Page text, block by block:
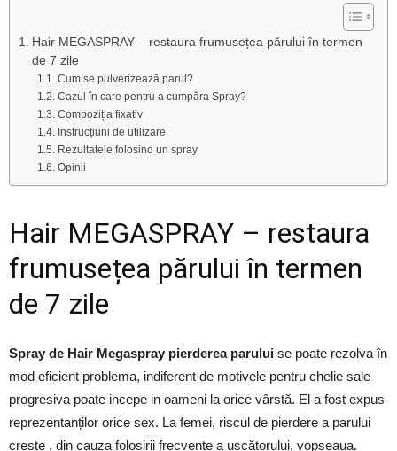
Hair MEGASPRAY – restaura frumusețea părului în termen
de 7 zile
Cum se pulverizează parul?
Cazul în care pentru a cumpăra Spray?
Compoziția fixativ
Instrucțiuni de utilizare
Rezultatele folosind un spray
Opinii
Hair MEGASPRAY – restaura
frumusețea părului în termen
de 7 zile
Spray de Hair Megaspray pierderea parului se poate rezolva în
mod eficient problema, indiferent de motivele pentru chelie sale
progresiva poate incepe in oameni la orice vârstă. El a fost expus
reprezentanților orice sex. La femei, riscul de pierdere a parului
crește , din cauza folosirii frecvente a uscătorului, vopseaua.